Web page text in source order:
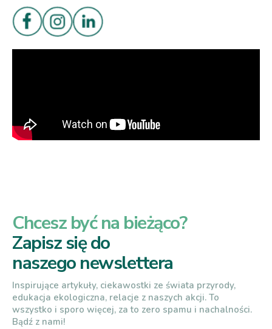
Chcesz być na bieżąco?
Zapisz się do
naszego newslettera
Inspirujące artykuły, ciekawostki ze świata przyrody,
edukacja ekologiczna, relacje z naszych akcji. To
wszystko i sporo więcej, za to zero spamu i nachalności.
Bądź z nami!